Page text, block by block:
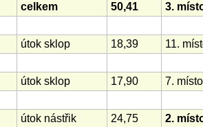
celkem
50,41 3.
útok sklop 18,39 11.
útok sklop 17,90 7. místo
útok nástřik 24,75 2.